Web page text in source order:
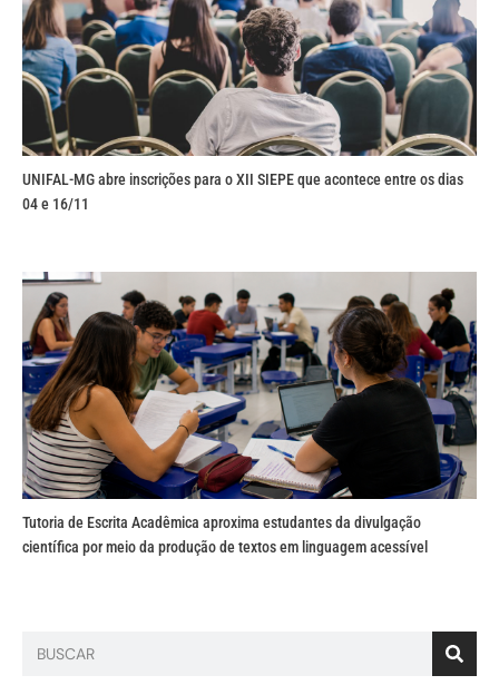
UNIFAL-MG abre inscrições para o XII SIEPE que acontece entre os dias
04 e 16/11
Tutoria de Escrita Acadêmica aproxima estudantes da divulgação
científica por meio da produção de textos em linguagem acessível